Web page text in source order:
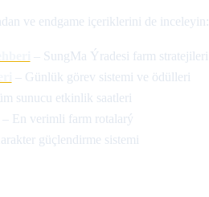
ve endgame içeriklerini de inceleyin:
– SungMa Ýradesi farm stratejileri
– Günlük görev sistemi ve ödülleri
sunucu etkinlik saatleri
En verimli farm rotalarý
güçlendirme sistemi